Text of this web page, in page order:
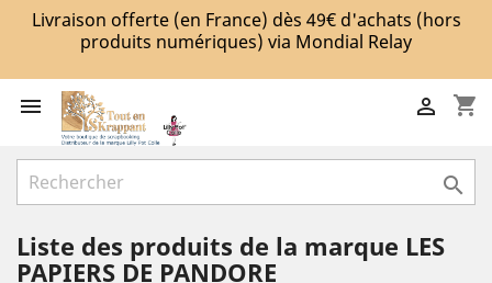
Livraison offerte (en France) dès 49€ d'achats (hors
produits numériques) via Mondial Relay
 shopping_cart


Liste des produits de la marque LES
PAPIERS DE PANDORE